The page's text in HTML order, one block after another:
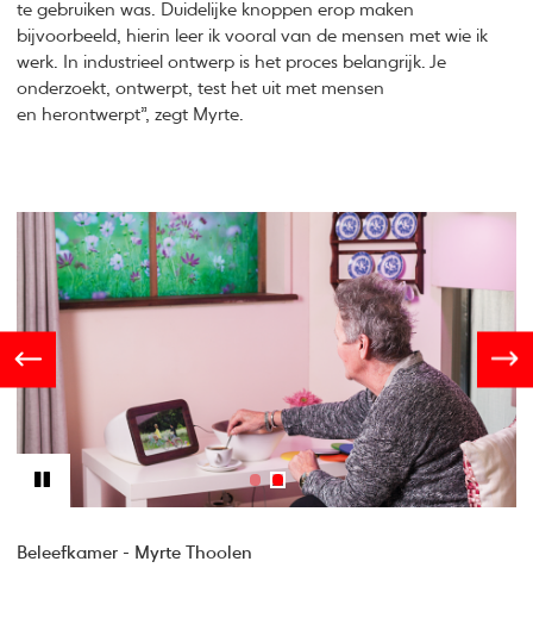
te gebruiken was. Duidelijke knoppen erop maken
bijvoorbeeld, hierin leer ik vooral van de mensen met wie ik
werk. In industrieel ontwerp is het proces belangrijk. Je
onderzoekt, ontwerpt, test het uit met mensen
en herontwerpt”, zegt Myrte.
Beleefkamer - Myrte Thoolen